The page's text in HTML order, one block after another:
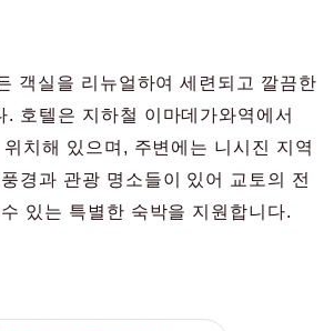
객실을 리뉴얼하여 세련되고 깔끔한
. 호텔은 지하철 이마데가와역에서
치해 있으며, 주변에는 니시진 지역
경과 관광 명소들이 있어 교토의 전
있는 특별한 숙박을 지원합니다.